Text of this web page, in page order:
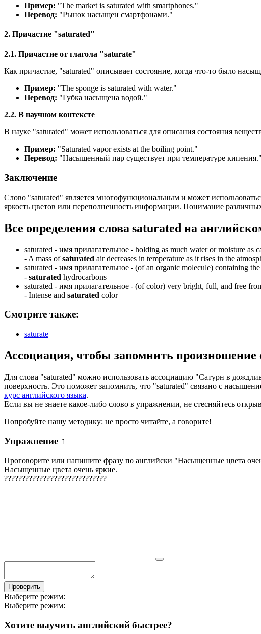
Пример: "The market is saturated with smartphones."
Перевод: "Рынок насыщен смартфонами."
2. Причастие "saturated"
2.1. Причастие от глагола "saturate"
Как причастие, "saturated" описывает состояние, когда что-то было
Пример: "The sponge is saturated with water."
Перевод: "Губка насыщена водой."
2.2. В научном контексте
В науке "saturated" может использоваться для описания состояния
Пример: "Saturated vapor exists at the boiling point."
Перевод: "Насыщенный пар существует при температуре кипения."
Заключение
Слово "saturated" является многофункциональным и может
яркость цветов или переполненность информации. Понимание
Все определения слова saturated на
saturated - имя прилагательное - holding as much water or moisture as
- A mass ofsaturated air decreases in temperature as it rises in the
saturated - имя прилагательное - (of an organic molecule) containing
- saturated hydrocarbons
saturated - имя прилагательное - (of color) very bright, full, and free
- Intense and saturated color
Смотрите также:
saturate
Ассоциация, чтобы запомнить произношение
Для слова "saturated" можно использовать ассоциацию "Сатурн в
поверхность. Это поможет запомнить, что "saturated" связано с
курс английского языка.
Если вы не знаете какое-либо слово в упражнении, не стесняйтесь
Попробуйте нашу методику: не просто читайте, а говорите!
Упражнение ↑
Проговорите или напишите фразу по английски "Насыщенные цвета
Насыщенные цвета очень яркие.
?????????????????????????????
Проверить
Выберите режим:
Выберите режим:
Хотите выучить английский быстрее?